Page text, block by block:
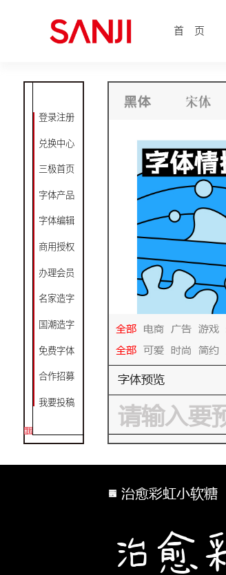
首 页
登录注册
兑换中心
三极首页
字体产品
字体编辑
商用授权
办理会员
名家造字
国潮造字
免费字体
合作招募
我要投稿
全部 电商 广告 游戏
全部 可爱 时尚 简约
字体预览
治愈彩虹小软糖
治愈